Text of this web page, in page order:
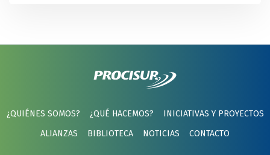
¿QUIÉNES SOMOS? ¿QUÉ HACEMOS?
INICIATIVAS Y PROYECTOS
ALIANZAS
BIBLIOTECA NOTICIAS CONTACTO